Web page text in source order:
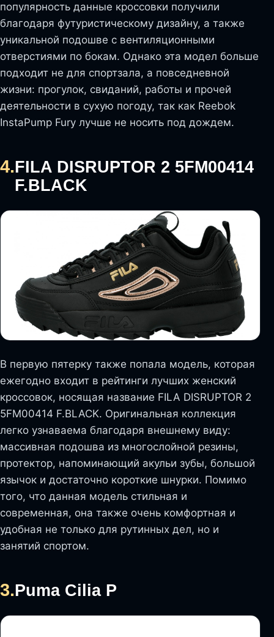
популярность данные кроссовки получили
благодаря футуристическому дизайну, а также
уникальной подошве с вентиляционными
отверстиями по бокам. Однако эта модел больше
подходит не для спортзала, а повседневной
жизни: прогулок, свиданий, работы и прочей
деятельности в сухую погоду, так как Reebok
InstaPump Fury лучше не носить под дождем.
4.FILA DISRUPTOR 2 5FM00414
F.BLACK
В первую пятерку также попала модель, которая
ежегодно входит в рейтинги лучших женский
кроссовок, носящая название FILA DISRUPTOR 2
5FM00414 F.BLACK. Оригинальная коллекция
легко узнаваема благодаря внешнему виду:
массивная подошва из многослойной резины,
протектор, напоминающий акульи зубы, большой
язычок и достаточно короткие шнурки. Помимо
того, что данная модель стильная и
современная, она также очень комфортная и
удобная не только для рутинных дел, но и
занятий спортом.
3.Puma Cilia Р